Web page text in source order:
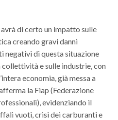
di certo un impatto sulle
creando gravi danni
di questa situazione
e sulle industrie, con
economia, già messa a
la Fiap (Federazione
evidenziando il
vuoti, crisi dei carburanti e